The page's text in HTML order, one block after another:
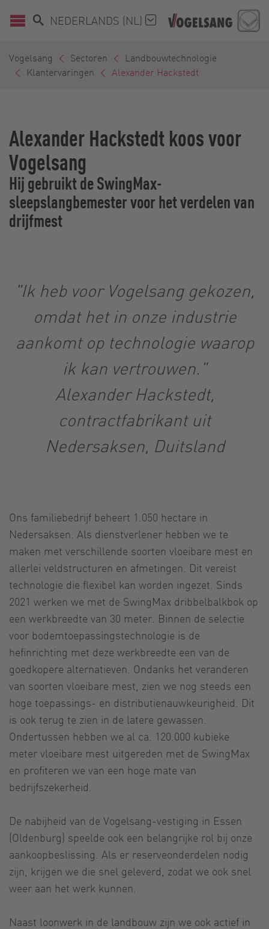
NEDERLANDS (NL)
Vogelsang Sectoren
Landbouwtechnologie
Klantervaringen
Alexander Hackstedt
Alexander Hackstedt koos voor
Vogelsang
Hij gebruikt de SwingMax-
sleepslangbemester voor het verdelen van
drijfmest
"Ik heb voor Vogelsang gekozen,
omdat het in onze industrie
aankomt op technologie waarop
ik kan vertrouwen."
Alexander Hackstedt,
contractfabrikant uit
Nedersaksen, Duitsland
Ons familiebedrijf beheert 1.050 hectare in
Nedersaksen. Als dienstverlener hebben we te
maken met verschillende soorten vloeibare mest en
allerlei veldstructuren en afmetingen. Dit vereist
technologie die flexibel kan worden ingezet. Sinds
2021 werken we met de SwingMax dribbelbalkbok op
een werkbreedte van 30 meter. Binnen de selectie
voor bodemtoepassingstechnologie is de
hefinrichting met deze werkbreedte een van de
goedkopere alternatieven. Ondanks het veranderen
van soorten vloeibare mest, zien we nog steeds een
hoge toepassings- en distributienauwkeurigheid. Dit
is ook terug te zien in de latere gewassen.
Ondertussen hebben we al ca. 120.000 kubieke
meter vloeibare mest uitgereden met de SwingMax
en profiteren we van een hoge mate van
bedrijfszekerheid.
De nabijheid van de Vogelsang-vestiging in Essen
(Oldenburg) speelde ook een belangrijke rol bij onze
aankoopbeslissing. Als er reserveonderdelen nodig
zijn, krijgen we die snel geleverd, zodat we ook snel
weer aan het werk kunnen.
Naast loonwerk in de landbouw zijn we ook actief in